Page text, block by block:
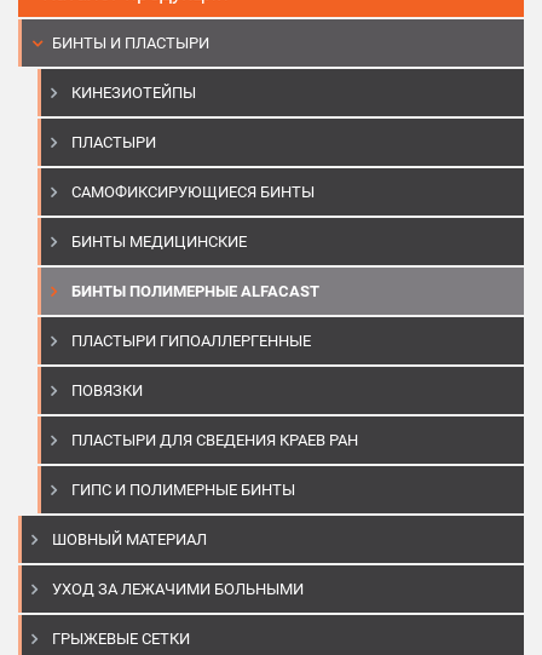
БИНТЫ И ПЛАСТЫРИ
КИНЕЗИОТЕЙПЫ
ПЛАСТЫРИ
САМОФИКСИРУЮЩИЕСЯ БИНТЫ
БИНТЫ МЕДИЦИНСКИЕ
БИНТЫ ПОЛИМЕРНЫЕ ALFACAST
ПЛАСТЫРИ ГИПОАЛЛЕРГЕННЫЕ
ПОВЯЗКИ
ПЛАСТЫРИ ДЛЯ СВЕДЕНИЯ КРАЕВ РАН
ГИПС И ПОЛИМЕРНЫЕ БИНТЫ
ШОВНЫЙ МАТЕРИАЛ
УХОД ЗА ЛЕЖАЧИМИ БОЛЬНЫМИ
ГРЫЖЕВЫЕ СЕТКИ